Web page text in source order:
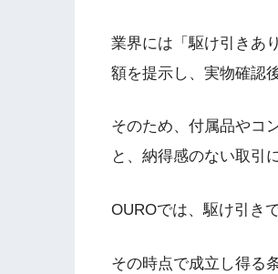
業界には「駆け引きあ
額を提示し、実物確認
そのため、付属品やコ
と、納得感のない取引
OUROでは、駆け引き
その時点で成立し得る